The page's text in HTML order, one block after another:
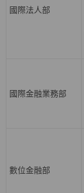
國際法人部
國際金融業務部
數位金融部